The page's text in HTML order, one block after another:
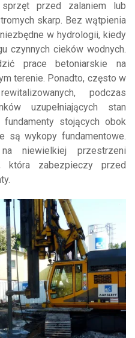
przed zalaniem lub
skarp. Bez wątpienia
w hydrologii, kiedy
czynnych cieków wodnych.
prace betoniarskie na
terenie. Ponadto, często w
podczas
uzupełniających stan
stojących obok
są wykopy fundamentowe.
niewielkiej przestrzeni
która zabezpieczy przed